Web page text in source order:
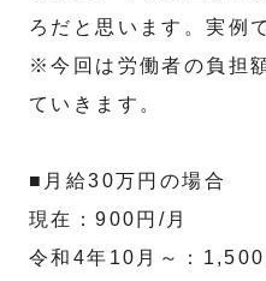
ろだと思います。実例
※今回は労働者の負担
ていきます。
■月給30万円の場合
現在：900円/月
令和4年10月～：1,500